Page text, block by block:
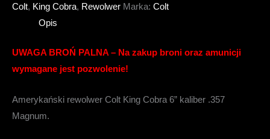
Colt, King Cobra, Rewolwer Marka: Colt
Opis
UWAGA BROŃ PALNA – Na zakup broni oraz amunicji
wymagane jest pozwolenie!
Amerykański rewolwer Colt King Cobra 6” kaliber .357
Magnum.